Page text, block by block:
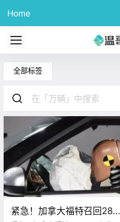
Home
全部标签
紧急！加拿大福特召回28万